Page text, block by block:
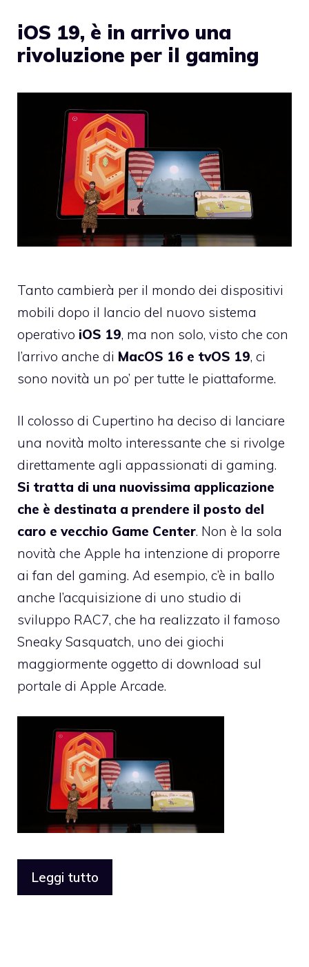
iOS 19, è in arrivo una
rivoluzione per il gaming
Tanto cambierà per il mondo dei dispositivi
mobili dopo il lancio del nuovo sistema
operativo iOS 19, ma non solo, visto che con
l’arrivo anche di MacOS 16 e tvOS 19, ci
sono novità un po’ per tutte le piattaforme.
Il colosso di Cupertino ha deciso di lanciare
una novità molto interessante che si rivolge
direttamente agli appassionati di gaming.
Si tratta di una nuovissima applicazione
che è destinata a prendere il posto del
caro e vecchio Game Center. Non è la sola
novità che Apple ha intenzione di proporre
ai fan del gaming. Ad esempio, c’è in ballo
anche l’acquisizione di uno studio di
sviluppo RAC7, che ha realizzato il famoso
Sneaky Sasquatch, uno dei giochi
maggiormente oggetto di download sul
portale di Apple Arcade.
Leggi tutto